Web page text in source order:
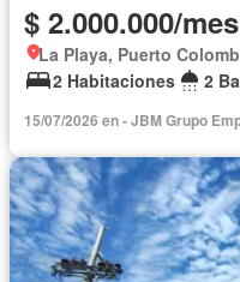
$ 2.000.000/mes
La Playa, Puerto
2 Habitaciones
2
15/07/2026 en - JBM Grupo